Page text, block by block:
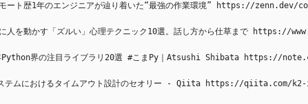
モート歴1年のエンジニアが辿り着いた“最強の作業環境” https://
に人を動かす「ズルい」心理テクニック10選。話し方から仕草ま
Python界の注目ライブラリ20選 #こまPy｜Atsushi Shibata https://
ステムにおけるタイムアウト設計のセオリー - Qiita https://qiita.com/